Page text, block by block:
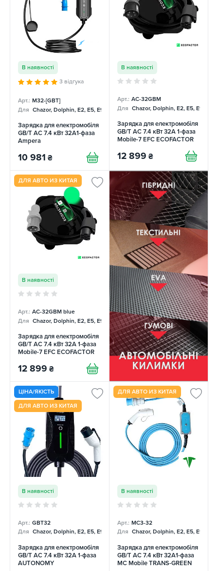
В наявності
3 відгука
Арт.: M32-[GBT]
Для Chazor, Dolphin, E2, E5, E9, Mercedes
Зарядка для електромобіля
GB/T AC 7.4 кВт 32A1-фаза
Ampera
10 981 ₴
В наявності
Арт.: AC-32GBM
Для Chazor, Dolphin, E2, E5, E9,
Зарядка для електромобіля
GB/T AC 7.4 кВт 32А 1-фаза
Mobile-7 EFС ECOFACTOR
12 899 ₴
ДЛЯ АВТО ИЗ КИТАЯ
В наявності
Арт.: AC-32GBM blue
Для Chazor, Dolphin, E2, E5, E9, Mercedes
Зарядка для електромобіля
GB/T AC 7.4 кВт 32А 1-фаза
Mobile-7 EFС ECOFACTOR
12 899 ₴
ЦІНА/ЯКІСТЬ
ДЛЯ АВТО ИЗ КИТАЯ
В наявності
Арт.: GBT32
Для Chazor, Dolphin, E2, E5, E9, Mercedes
Зарядка для електромобіля
GB/T AC 7.4 кВт 32А 1-фаза
AUTONOMY
ДЛЯ АВТО ИЗ КИТАЯ
В наявності
Арт.: MC3-32
Для Chazor, Dolphin, E2, E5, E9,
Зарядка для електромобіля
GB/T AC 7.4 кВт 32A1-фаза
MC Mobile TRANS-GREEN